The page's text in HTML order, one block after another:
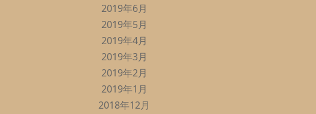
2019年6月
2019年5月
2019年4月
2019年3月
2019年2月
2019年1月
2018年12月